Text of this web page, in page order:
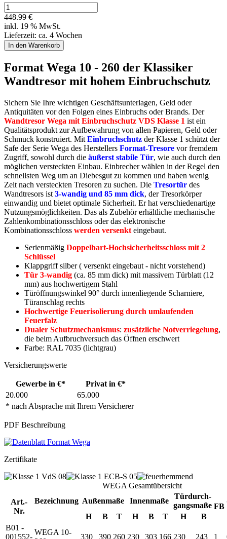
448.99 €
inkl. 19 % MwSt.
Lieferzeit: ca. 4 Wochen
Format Wega 10 - 260 der Klassiker
Wandtresor mit hohem Einbruchschutz
Sichern Sie Ihre wichtigen Geschäftsunterlagen, Geld oder
Antiquitäten vor den Folgen eines Einbruchs oder Brands. Der
Wandtresor Wega mit Einbruchschutz VDS Klasse 1 ist ein
Qualitätsprodukt zur Aufbewahrung von allen Papieren, Geld oder
Schmuck konstruiert. Mit Einbruchschutz der Klasse 1 schützt der
Safe der Serie Wega des Herstellers Format-Tresore vor fremdem
Zugriff, sowohl durch die äußerst stabile Tür, wie auch durch den
möglichen versteckten Einbau. Einbrecher wählen in der Regel den
schnellsten Weg um an Diebesgut zu kommen und haben wenig
Zeit nach versteckten Tresoren zu suchen. Die Tresortür des
Wandtresors ist 3-wandig und 85 mm dick, der Tresorkörper
einwandig und bietet optimale Sicherheit. Er hat verschiedenartige
Nutzungsmöglichkeiten. Das als Zubehör erhältliche mechanische
Zahlenkombinationsschloss oder das elektronische
Kombinationsschloss werden versenkt eingebaut.
Serienmäßig Doppelbart-Hochsicherheitsschloss mit 2
Schlüssel
Klappgriff silber ( versenkt eingebaut - nicht vorstehend)
Tür 3-wandig (ca. 85 mm dick) mit massivem Türblatt (12
mm) aus hochwertigem Stahl
Türöffnungswinkel 90° durch innenliegende Scharniere,
Türanschlag rechts
Hochwertige Feuerisolierung durch umlaufenden
Feuerfalz
Dualer Schutzmechanismus: zusätzliche Notverriegelung,
die beim Aufbruchversuch das Öffnen erschwert
Farbe: RAL 7035 (lichtgrau)
Versicherungswerte
Gewerbe in €* Privat in €*
* nach Absprache mit Ihrem Versicherer
20.000 65.000
PDF Beschreibung
Zertifikate
WEGA Gesamtübersicht
Art.-
Nr.
Bezeichnung Außenmaße Innenmaße
Türdurch-
gangsmaße FB
H
B T H B T H
B
B01 -
001552-
WEGA 10-
330 390 260 230 303 166 230 243 1